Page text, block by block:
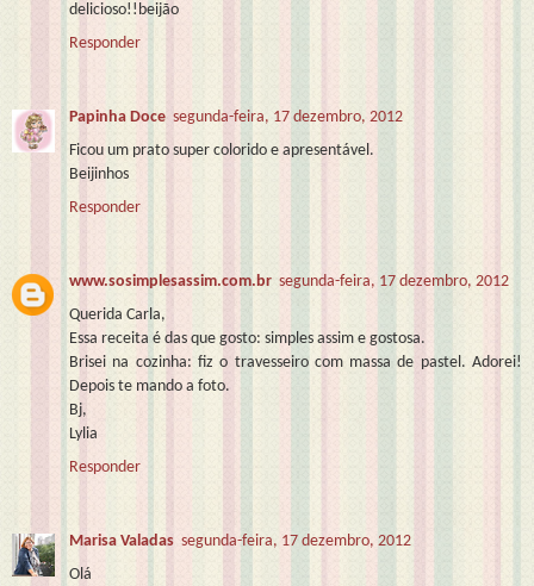
delicioso!!beijão
Responder
Papinha Doce segunda-feira, 17 dezembro, 2012
Ficou um prato super colorido e apresentável.
Beijinhos
Responder
www.sosimplesassim.com.br segunda-feira, 17 dezembro, 2012
Querida Carla,
Essa receita é das que gosto: simples assim e gostosa.
Brisei na cozinha: fiz o travesseiro com massa de pastel. Adorei!
Depois te mando a foto.
Bj,
Lylia
Responder
Marisa Valadas segunda-feira, 17 dezembro, 2012
Olá